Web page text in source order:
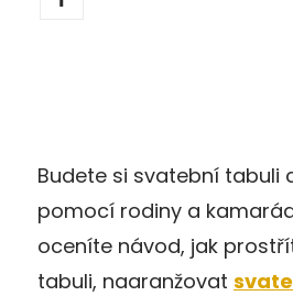
Budete si svatební tabuli
pomocí rodiny a
oceníte návod, jak
tabuli, naaranžovat